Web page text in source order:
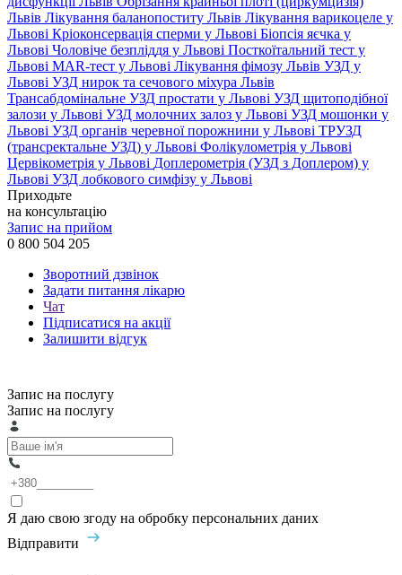
Львів Лікування баланопоститу Львів Лікування варикоцеле у
Львові Кріоконсервація сперми у Львові Біопсія яєчка у
Львові Чоловіче безпліддя у Львові Посткоїтальний тест у
Львові MAR-тест у Львові Лікування фімозу Львів УЗД у
Львові УЗД нирок та сечового міхура Львів
Трансабдомінальне УЗД простати у Львові УЗД щитоподібної
залози у Львові УЗД молочних залоз у Львові УЗД мошонки у
Львові УЗД органів черевної порожнини у Львові ТРУЗД
(трансректальне УЗД) у Львові Фолікулометрія у Львові
Цервікометрія у Львові Доплерометрія (УЗД з Доплером) у
Львові УЗД лобкового симфізу у Львові
Приходьте
на консультацію
Запис на прийом
0 800 504 205
Зворотний дзвінок
Задати питання лікарю
Чат
Підписатися на акції
Залишити відгук
Запис на послугу
Запис на послугу
Я даю свою згоду на обробку персональних даних
Відправити